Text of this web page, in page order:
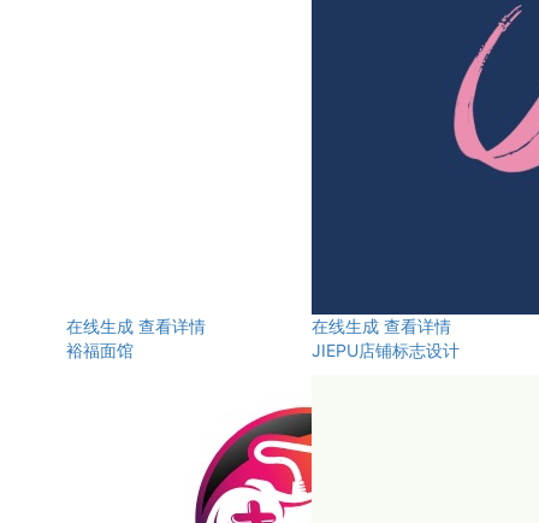
在线生成 查看详情
裕福面馆
在线生成 查看详情
JIEPU店铺标志设计